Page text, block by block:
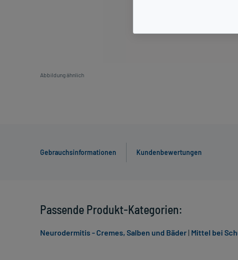
Abbildung ähnlich
Gebrauchsinformationen Kundenbewertungen
Passende Produkt-Kategorien:
Neurodermitis - Cremes, Salben und Bäder| Mittel bei